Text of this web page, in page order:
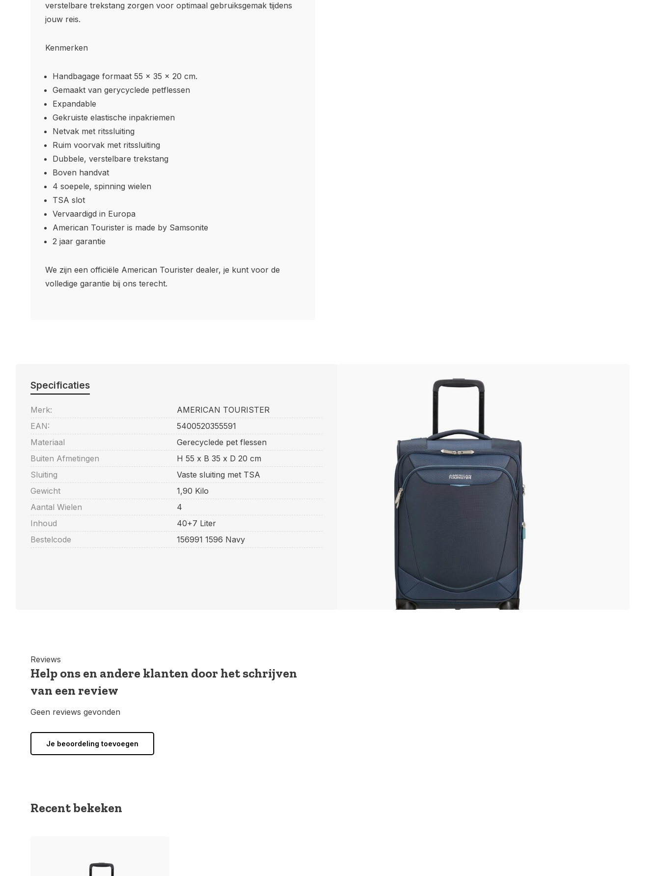
verstelbare trekstang zorgen voor optimaal gebruiksgemak tijdens
jouw reis.
Kenmerken
Handbagage formaat 55 x 35 x 20 cm.
Gemaakt van gerycyclede petflessen
Expandable
Gekruiste elastische inpakriemen
Netvak met ritssluiting
Ruim voorvak met ritssluiting
Dubbele, verstelbare trekstang
Boven handvat
4 soepele, spinning wielen
TSA slot
Vervaardigd in Europa
American Tourister is made by Samsonite
2 jaar garantie
We zijn een officiële American Tourister dealer, je kunt voor de
volledige garantie bij ons terecht.
Specificaties
Merk:
AMERICAN TOURISTER
EAN:
5400520355591
Materiaal
Gerecyclede pet flessen
Buiten Afmetingen
H 55 x B 35 x D 20 cm
Sluiting
Vaste sluiting met TSA
Gewicht
1,90 Kilo
Aantal Wielen
4
Inhoud
40+7 Liter
Bestelcode
156991 1596 Navy
Reviews
Help ons en andere klanten door het schrijven
van een review
Geen reviews gevonden
Je beoordeling toevoegen
Recent bekeken